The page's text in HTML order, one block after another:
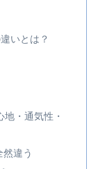
いとは？
・通気性・
違う